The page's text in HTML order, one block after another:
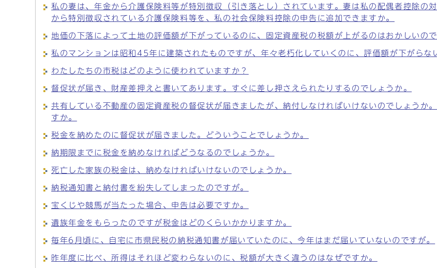
私の妻は、年金から介護保険料等が特別徴収（引き落とし）されています。妻は私の配偶者控除の
から特別徴収されている介護保険料等を、私の社会保険料控除の申告に追加できますか。
地価の下落によって土地の評価額が下がっているのに、固定資産税の税額が上がるのはおかしいの
私のマンションは昭和45年に建築されたものですが、年々老朽化していくのに、評価額が下がらな
わたしたちの市税はどのように使われていますか？
督促状が届き、財産差押えと書いてあります。すぐに差し押さえられたりするのでしょうか。
共有している不動産の固定資産税の督促状が届きましたが、納付しなければいけないのでしょうか
すか。
税金を納めたのに督促状が届きました。どういうことでしょうか。
納期限までに税金を納めなければどうなるのでしょうか。
死亡した家族の税金は、納めなければいけないのでしょうか。
納税通知書と納付書を紛失してしまったのですが。
宝くじや競馬が当たった場合、申告は必要ですか。
遺族年金をもらったのですが税金はどのくらいかかりますか。
毎年6月頃に、自宅に市県民税の納税通知書が届いていたのに、今年はまだ届いていないのですが。
昨年度に比べ、所得はそれほど変わらないのに、税額が大きく違うのはなぜですか。